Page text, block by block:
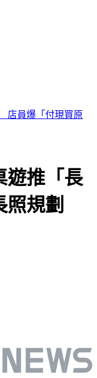
5秘訣」曝 醫生也
遊推「長
規劃